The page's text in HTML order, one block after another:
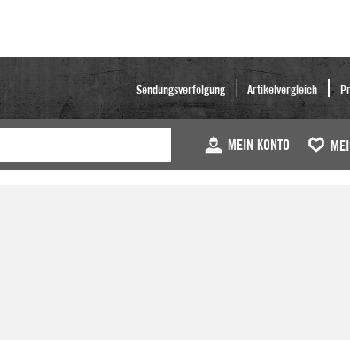
Sendungsverfolgung Artikelvergleich
MEIN KONTO